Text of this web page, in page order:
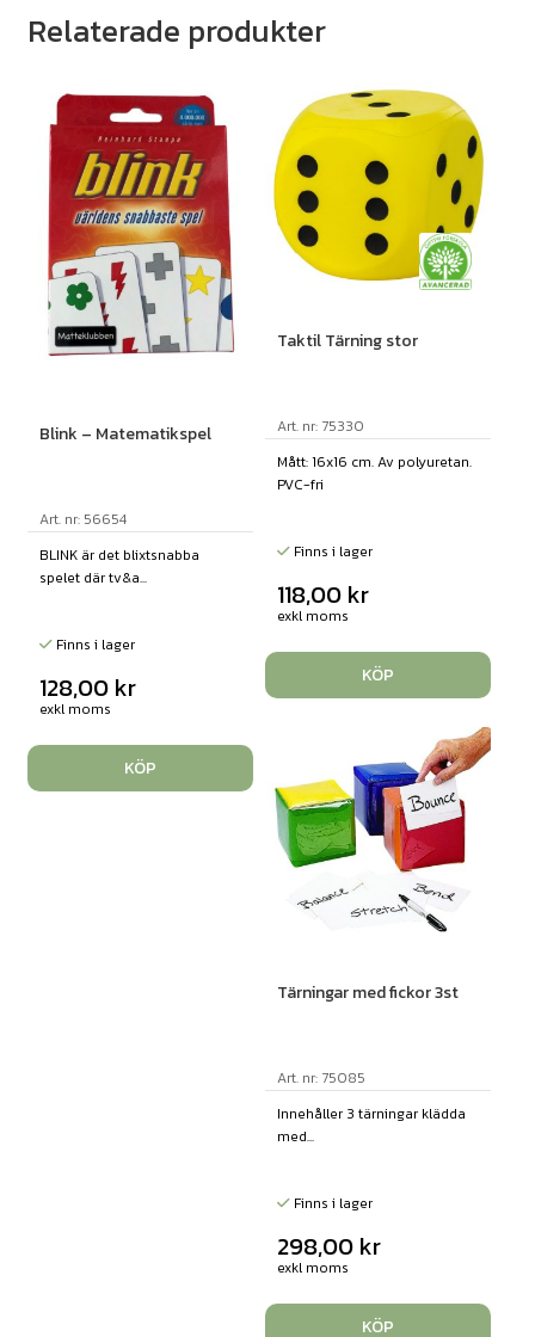
Relaterade produkter
Blink – Matematikspel
Art. nr: 56654
BLINK är det blixtsnabba
spelet där tv&a...
Finns i lager
128,00 kr
exkl moms
KÖP
Taktil Tärning stor
Art. nr: 75330
Mått: 16x16 cm. Av polyuretan.
PVC-fri
Finns i lager
118,00 kr
exkl moms
KÖP
Tärningar med fickor 3st
Art. nr: 75085
Innehåller 3 tärningar klädda
med...
Finns i lager
298,00 kr
exkl moms
KÖP